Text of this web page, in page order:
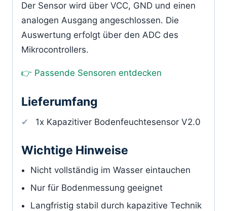
Der Sensor wird über VCC, GND und einen
analogen Ausgang angeschlossen. Die
Auswertung erfolgt über den ADC des
Mikrocontrollers.
👉 Passende Sensoren entdecken
Lieferumfang
1x Kapazitiver Bodenfeuchtesensor V2.0
Wichtige Hinweise
Nicht vollständig im Wasser eintauchen
Nur für Bodenmessung geeignet
Langfristig stabil durch kapazitive Technik